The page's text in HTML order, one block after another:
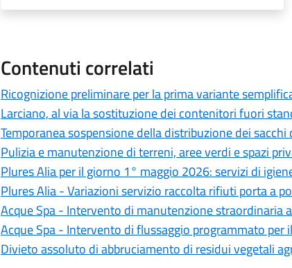
Contenuti correlati
Ricognizione preliminare per la prima variante
Larciano, al via la sostituzione dei contenitori fuori
Temporanea sospensione della distribuzione dei
Pulizia e manutenzione di terreni, aree verdi e spazi
Plures Alia per il giorno 1° maggio 2026: servizi di
Plures Alia - Variazioni servizio raccolta rifiuti porta a
Acque Spa - Intervento di manutenzione straordinaria
Acque Spa - Intervento di flussaggio programmato per
Divieto assoluto di abbruciamento di residui vegetali